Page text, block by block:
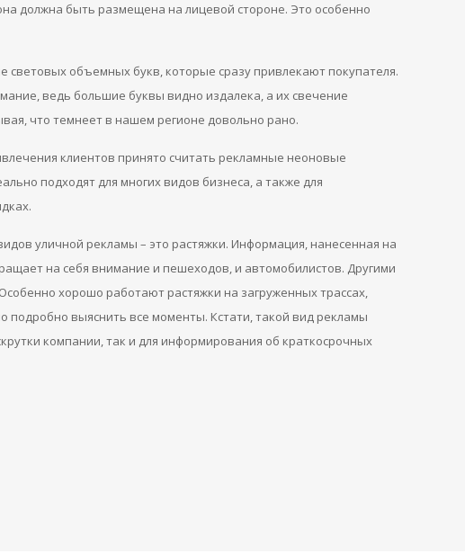
должна быть размещена на лицевой стороне. Это особенно
световых объемных букв, которые сразу привлекают покупателя.
ведь большие буквы видно издалека, а их свечение
что темнеет в нашем регионе довольно рано.
клиентов принято считать рекламные неоновые
подходят для многих видов бизнеса, а также для
уличной рекламы – это растяжки. Информация, нанесенная на
на себя внимание и пешеходов, и автомобилистов. Другими
хорошо работают растяжки на загруженных трассах,
подробно выяснить все моменты. Кстати, такой вид рекламы
компании, так и для информирования об краткосрочных